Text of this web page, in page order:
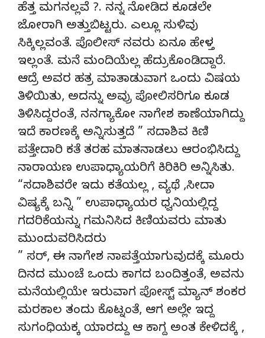
ಹೆತ್ತ ಮಗನಲ್ಲವೆ ?. ನನ್ನ ನೋಡಿದ ಕೂಡಲೇ
ಜೋರಾಗಿ ಅತ್ತುಬಿಟ್ಟರು. ಎಲ್ಲೂ ಸುಳಿವು
ಸಿಕ್ಕಿಲ್ಲವಂತೆ. ಪೊಲೀಸ್ ನವರು ಏನೂ ಹೇಳ್ತ
ಇಲ್ಲಂತೆ. ಮನೆ ಮಂದಿಯೆಲ್ಲ ಹೆದ್ರುಕೊಂಡಿದ್ದಾರೆ.
ಆದ್ರೆ ಅವರ ಹತ್ರ ಮಾತಾಡುವಾಗ ಒಂದು ವಿಷಯ
ತಿಳಿಯಿತು, ಅದನ್ನು ಅವ್ರು ಪೋಲಿಸರಿಗೂ ಕೂಡ
ತಿಳಿಸಿದ್ದರಂತೆ, ನನಗ್ಯಾಕೋ ನಾಗೇಶ ಕಾಣೆಯಾಗಿದ್ದು
ಇದೆ ಕಾರಣಕ್ಕೆ ಅನ್ನಿಸುತ್ತದೆ ” ಸದಾಶಿವ ಕಿಣಿ
ಪತ್ತೇದಾರಿ ಕತೆ ತರಹ ಮಾತನಾಡಲು ಆರಂಭಿಸಿದ್ದು
ನಾರಾಯಣ ಉಪಾಧ್ಯಾಯರಿಗೆ ಕಿರಿಕಿರಿ ಅನ್ನಿಸಿತು.
“ಸದಾಶಿವರೇ ಇದು ಕತೆಯಲ್ಲ , ವ್ಯಥೆ ,ಸೀದಾ
ವಿಷ್ಯಕ್ಕೆ ಬನ್ನಿ ” ಉಪಾಧ್ಯಾಯರ ಧ್ವನಿಯಲ್ಲಿದ್ದ
ಗದರಿಕೆಯನ್ನು ಗಮನಿಸಿದ ಕಿಣಿಯವರು ಮಾತು
ಮುಂದುವರಿಸಿದರು
” ಸರ್, ಈ ನಾಗೇಶ ನಾಪತ್ತೆಯಾಗುವುದಕ್ಕೆ ಮೂರು
ದಿನದ ಮುಂಚೆ ಒಂದು ಕಾಗದ ಬಂದಿತ್ತಂತೆ, ಅವನು
ಮನೆಯಲ್ಲಿಯೇ ಇರುವಾಗ ಪೋಸ್ಟ್ ಮ್ಯಾನ್ ಶಂಕರ
ಮರಕಾಲ ತಂದು ಕೊಟ್ನಂತೆ, ಆಗ ಅಲ್ಲೇ ಇದ್ದ
ಸುಗಂಧಿಯಕ್ಕ ಯಾರದ್ದು ಆ ಕಾಗ್ದ ಅಂತ ಕೇಳಿದಕ್ಕೆ ,